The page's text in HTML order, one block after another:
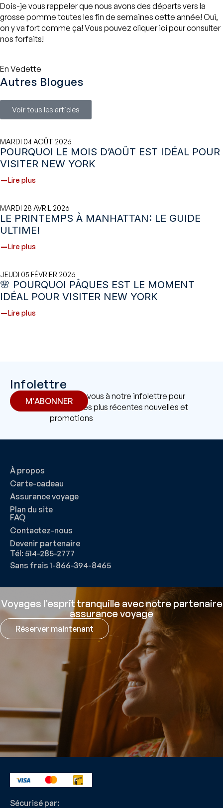
Dois-je vous rappeler que nous avons des départs vers la
grosse pomme toutes les fin de semaines cette année! Oui,
on y va fort comme ça! Vous pouvez cliquerici pour consulter
nos forfaits!
En Vedette
Autres Blogues
Voir tous les articles
MARDI 04 AOÛT 2026
POURQUOI LE MOIS D’AOÛT EST IDÉAL POUR
VISITER NEW YORK
Lire plus
MARDI 28 AVRIL 2026
LE PRINTEMPS À MANHATTAN: LE GUIDE
ULTIME!
Lire plus
JEUDI 05 FÉVRIER 2026
🌸 POURQUOI PÂQUES EST LE MOMENT
IDÉAL POUR VISITER NEW YORK
Lire plus
Infolettre
Abonnez-vous à notre infolettre pour
recevoir les plus récentes nouvelles et
promotions
M'ABONNER
À propos
Carte-cadeau
Assurance voyage
Plan du site
FAQ
Contactez-nous
Devenir partenaire
Tél: 514-285-2777
Sans frais 1-866-394-8465
Voyages l’esprit tranquille avec notre partenaire
assurance voyage
Réserver maintenant
Sécurisé par: